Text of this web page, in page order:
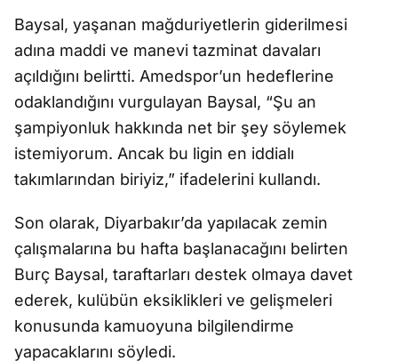
Baysal, yaşanan mağduriyetlerin giderilmesi
adına maddi ve manevi tazminat davaları
açıldığını belirtti. Amedspor’un hedeflerine
odaklandığını vurgulayan Baysal, “Şu an
şampiyonluk hakkında net bir şey söylemek
istemiyorum. Ancak bu ligin en iddialı
takımlarından biriyiz,” ifadelerini kullandı.
Son olarak, Diyarbakır’da yapılacak zemin
çalışmalarına bu hafta başlanacağını belirten
Burç Baysal, taraftarları destek olmaya davet
ederek, kulübün eksiklikleri ve gelişmeleri
konusunda kamuoyuna bilgilendirme
yapacaklarını söyledi.